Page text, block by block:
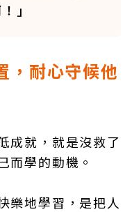
」
，耐心守候他
成就，就是沒救了
而學的動機。
樂地學習，是把人